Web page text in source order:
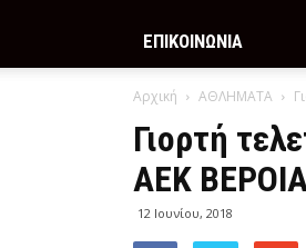
ΕΠΙΚΟΙΝΩΝΙΑ
Αρχική ΑΘΛΗΜΑΤΑ
Γιορτή
ΑΕΚ
12 Ιουνίου, 2018